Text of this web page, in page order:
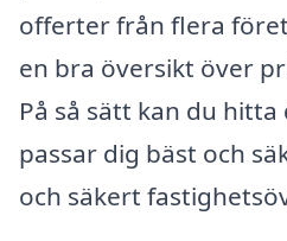
offerter från flera
en bra översikt över
På så sätt kan du
passar dig bäst och
och säkert